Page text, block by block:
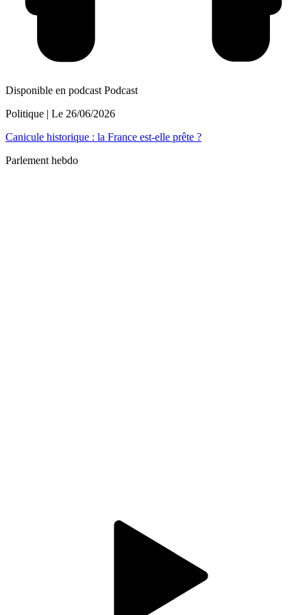
Disponible en podcast Podcast
Politique | Le 26/06/2026
Canicule historique : la France est-elle prête ?
Parlement hebdo